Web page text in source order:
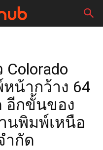
น้ากว้าง 64
อีกขั้นของ
นพิมพ์เหนือ
ำกัด